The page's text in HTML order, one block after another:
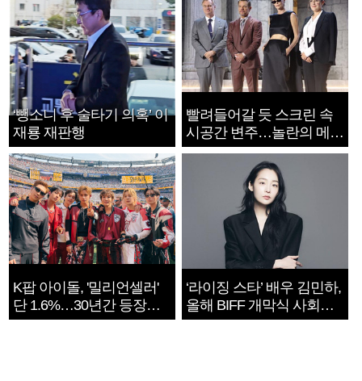
‘뺑소니 후 술타기 의혹’ 이
재룡 재판행
빨려들어갈 듯 스크린 속
시공간 변주…놀란의 메시
지는 ‘전쟁 속죄’
K팝 아이돌, '밀리언셀러'
단 1.6%…30년간 등장
1182개팀 전수조사
‘라이징 스타’ 배우 김민하,
올해 BIFF 개막식 사회자
확정